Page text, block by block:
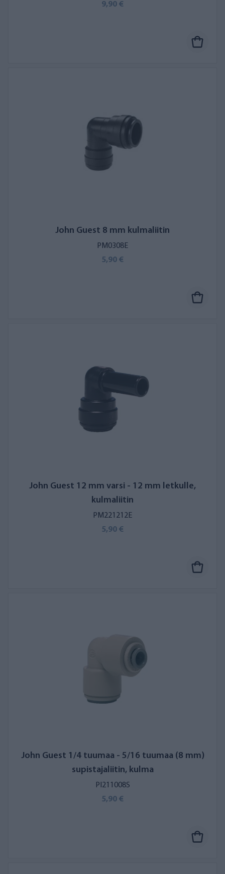
9,90 €
John Guest 8 mm kulmaliitin
PM0308E
5,90 €
John Guest 12 mm varsi - 12 mm letkulle,
kulmaliitin
PM221212E
5,90 €
John Guest 1/4 tuumaa - 5/16 tuumaa (8 mm)
supistajaliitin, kulma
PI211008S
5,90 €